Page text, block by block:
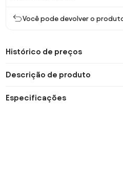
Você pode devolver o
Histórico de preços
Descrição de produto
Especificações